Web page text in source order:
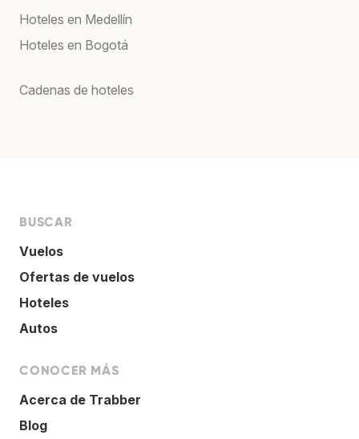
Hoteles en Medellín
Hoteles en Bogotá
Cadenas de hoteles
BUSCAR
Vuelos
Ofertas de vuelos
Hoteles
Autos
CONOCER MÁS
Acerca de Trabber
Blog